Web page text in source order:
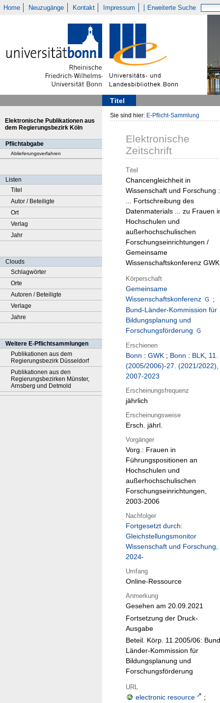
Home Neuzugänge Kontakt Impressum Erweiterte Suche
Titel
Elektronische Publikationen aus
dem Regierungsbezirk Köln
Pflichtabgabe
Ablieferungsverfahren
Listen
Titel
Autor / Beteiligte
Ort
Verlag
Jahr
Clouds
Schlagwörter
Orte
Autoren / Beteiligte
Verlage
Jahre
Weitere E-Pflichtsammlungen
Publikationen aus dem
Regierungsbezirk Düsseldorf
Publikationen aus den
Regierungsbezirken Münster,
Arnsberg und Detmold
Sie sind hier: E-Pflicht-Sammlung
Elektronische
Zeitschrift
Titel
Chancengleichheit in
Wissenschaft und Forschung :
... Fortschreibung des
Datenmaterials ... zu Frauen
Hochschulen und
außerhochschulischen
Forschungseinrichtungen /
Gemeinsame
Wissenschaftskonferenz GWK
Körperschaft
Gemeinsame
Wissenschaftskonferenz
;
Bund-Länder-Kommission für
Bildungsplanung und
Forschungsförderung
Erschienen
Bonn : GWK ; Bonn : BLK, 11.
(2005/2006)-27. (2021/2022),
2007-2023
Erscheinungsfrequenz
jährlich
Erscheinungsweise
Ersch. jährl.
Vorgänger
Vorg.: Frauen in
Führungspositionen an
Hochschulen und
außerhochschulischen
Forschungseinrichtungen,
2003-2006
Nachfolger
Fortgesetzt durch:
Gleichstellungsmonitor
Wissenschaft und Forschung,
2024-
Umfang
Online-Ressource
Anmerkung
Gesehen am 20.09.2021
Fortsetzung der Druck-
Ausgabe
Beteil. Körp. 11.2005/06:
Länder-Kommission für
Bildungsplanung und
Forschungsförderung
URL
electronic resource
;